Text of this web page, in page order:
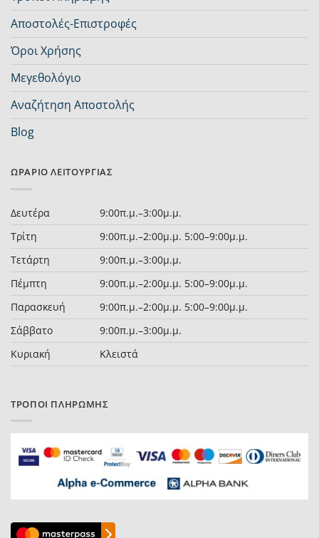
Αποστολές-Επιστροφές
Όροι Χρήσης
Μεγεθολόγιο
Αναζήτηση Αποστολής
Blog
ΩΡΆΡΙΟ ΛΕΙΤΟΥΡΓΊΑΣ
Δευτέρα
9:00π.μ.–3:00μ.μ.
Τρίτη
9:00π.μ.–2:00μ.μ. 5:00–9:00μ.μ.
Τετάρτη
9:00π.μ.–3:00μ.μ.
Πέμπτη
9:00π.μ.–2:00μ.μ. 5:00–9:00μ.μ.
Παρασκευή
9:00π.μ.–2:00μ.μ. 5:00–9:00μ.μ.
Σάββατο
9:00π.μ.–3:00μ.μ.
Κυριακή
Κλειστά
ΤΡΌΠΟΙ ΠΛΗΡΩΜΉΣ